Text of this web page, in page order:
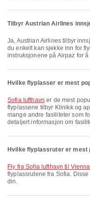
Tilbyr Austrian Airlines
Ja, Austrian Airlines tilbyr innsjekking på nett for flyvninger fra Sofia, slik at
du enkelt kan sjekke inn for
instruksjonene på Airpaz for
Hvilke flyplasser er mest
Sofia lufthavn er de mest
flyplassene tilbyr Klinikk og
mange andre fasiliteter som
detaljert informasjon om
Hvilke flyplassruter er
fly fra Sofia lufthavn til
flyplassrutene fra Sofia.
din.